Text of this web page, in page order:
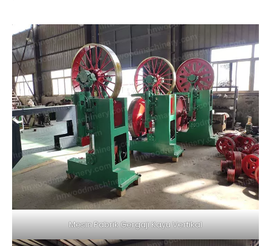
Mesin Pabrik Gergaji Kayu Vertikal